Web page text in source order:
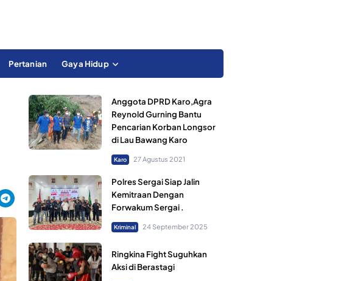
Pertanian Gaya Hidup
Anggota DPRD Karo,Agra
Reynold Gurning Bantu
Pencarian Korban Longsor
di Lau Bawang Karo
Karo 27 Agustus 2021
Polres Sergai Siap Jalin
Kemitraan Dengan
Forwakum Sergai .
Kriminal 24 September 2025
Ringkina Fight Suguhkan
Aksi di Berastagi